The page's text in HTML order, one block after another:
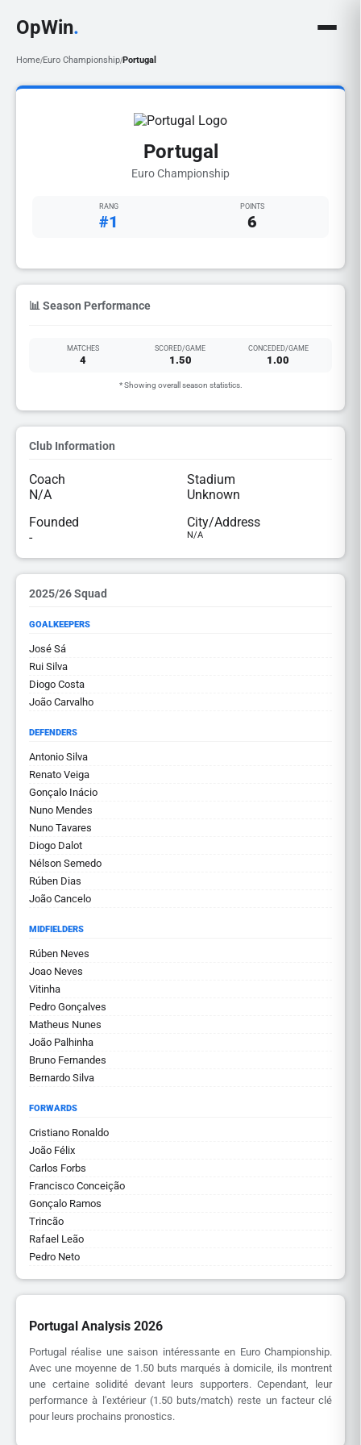
OpWin.
Home/Euro Championship/Portugal
Portugal
Euro Championship
RANG
#1
POINTS
6
📊 Season Performance
MATCHES
4
SCORED/GAME
1.50
CONCEDED/GAME
1.00
* Showing overall season statistics.
Club Information
Coach
N/A
Stadium
Unknown
Founded
-
City/Address
N/A
2025/26 Squad
GOALKEEPERS
José Sá
Rui Silva
Diogo Costa
João Carvalho
DEFENDERS
Antonio Silva
Renato Veiga
Gonçalo Inácio
Nuno Mendes
Nuno Tavares
Diogo Dalot
Nélson Semedo
Rúben Dias
João Cancelo
MIDFIELDERS
Rúben Neves
Joao Neves
Vitinha
Pedro Gonçalves
Matheus Nunes
João Palhinha
Bruno Fernandes
Bernardo Silva
FORWARDS
Cristiano Ronaldo
João Félix
Carlos Forbs
Francisco Conceição
Gonçalo Ramos
Trincão
Rafael Leão
Pedro Neto
Portugal Analysis 2026
Portugal réalise une saison intéressante en Euro Championship.
Avec une moyenne de 1.50 buts marqués à domicile, ils montrent
une certaine solidité devant leurs supporters. Cependant, leur
performance à l'extérieur (1.50 buts/match) reste un facteur clé
pour leurs prochains pronostics.